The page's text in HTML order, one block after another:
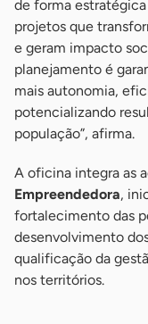
de forma
projetos que
e geram impacto
planejamento é
mais autonomia,
potencializando
população”, afirma.
A oficina integra as
Empreendedora,
fortalecimento das
desenvolvimento
qualificação da
nos territórios.